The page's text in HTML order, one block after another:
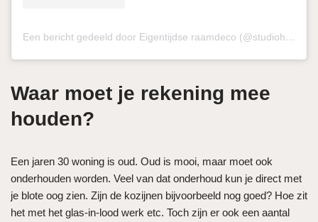
Een bericht gedeeld door Eigentijdse raamdeco (@studiohaikje)
Waar moet je rekening mee
houden?
Een jaren 30 woning is oud. Oud is mooi, maar moet ook
onderhouden worden. Veel van dat onderhoud kun je direct met
je blote oog zien. Zijn de kozijnen bijvoorbeeld nog goed? Hoe zit
het met het glas-in-lood werk etc. Toch zijn er ook een aantal